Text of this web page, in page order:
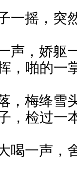
一摇，突
声，娇躯
，啪的一
，梅绛雪
，检过一
喝一声，